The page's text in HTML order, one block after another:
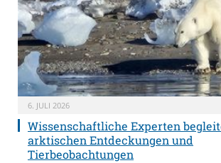
6. JULI 2026
Wissenschaftliche Experten
arktischen Entdeckungen und
Tierbeobachtungen